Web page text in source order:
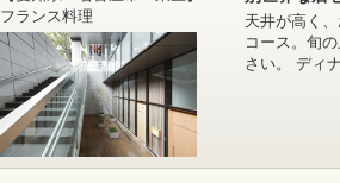
フランス料理
天井が高く
コース。旬
さい。 ディ